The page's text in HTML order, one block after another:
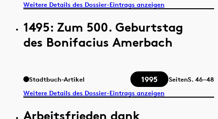
Weitere Details des Dossier-Eintrags anzeigen
1495: Zum 500. Geburtstag
des Bonifacius Amerbach
Stadtbuch-Artikel 1995 SeitenS. 46–48
Weitere Details des Dossier-Eintrags anzeigen
Arbeitsfrieden dank